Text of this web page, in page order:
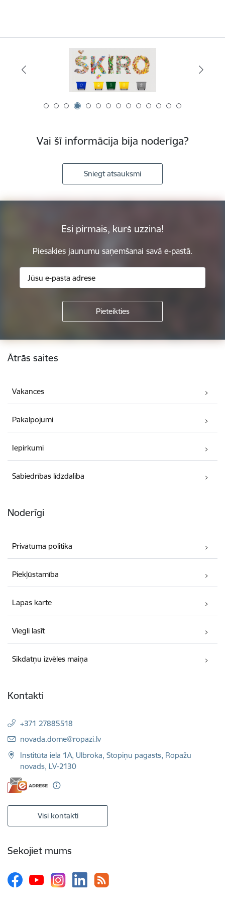
Vai šī informācija bija noderīga?
Sniegt atsauksmi
Esi pirmais, kurš uzzina!
Piesakies jaunumu saņemšanai savā e-pastā.
Kājene
Ātrās saites
Vakances
Pakalpojumi
Iepirkumi
Sabiedrības līdzdalība
Noderīgi
Privātuma politika
Piekļūstamība
Lapas karte
Viegli lasīt
Sīkdatņu izvēles maiņa
Kontakti
+371 27885518
E-pasts:
novada.dome@ropazi.lv
Institūta iela 1A, Ulbroka, Stopiņu pagasts, Ropažu
novads, LV-2130
Visi kontakti
Sekojiet mums